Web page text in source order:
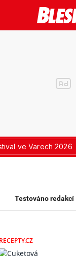
ve Varech 2026
ŽENY
Testováno redakcí
RECEPTY.CZ